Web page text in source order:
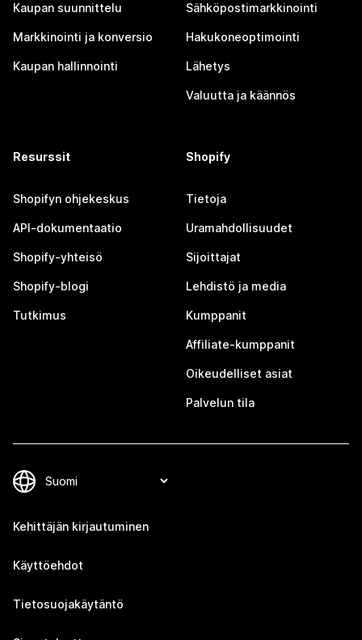
Kaupan suunnittelu
Markkinointi ja konversio
Kaupan hallinnointi
Sähköpostimarkkinointi
Hakukoneoptimointi
Lähetys
Valuutta ja käännös
Resurssit
Shopifyn ohjekeskus
API-dokumentaatio
Shopify-yhteisö
Shopify-blogi
Tutkimus
Shopify
Tietoja
Uramahdollisuudet
Sijoittajat
Lehdistö ja media
Kumppanit
Affiliate-kumppanit
Oikeudelliset asiat
Palvelun tila
Kehittäjän kirjautuminen
Käyttöehdot
Tietosuojakäytäntö